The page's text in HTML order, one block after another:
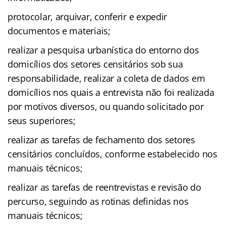
protocolar, arquivar, conferir e expedir
documentos e materiais;
realizar a pesquisa urbanística do entorno dos
domicílios dos setores censitários sob sua
responsabilidade, realizar a coleta de dados em
domicílios nos quais a entrevista não foi realizada
por motivos diversos, ou quando solicitado por
seus superiores;
realizar as tarefas de fechamento dos setores
censitários concluídos, conforme estabelecido nos
manuais técnicos;
realizar as tarefas de reentrevistas e revisão do
percurso, seguindo as rotinas definidas nos
manuais técnicos;